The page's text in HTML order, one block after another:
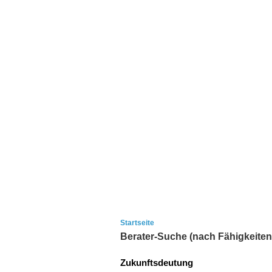
Startseite
Berater-Suche (nach
Zukunftsdeutung